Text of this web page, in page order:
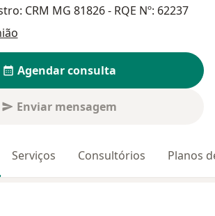
CRM MG 81826 - RQE Nº: 62237
Agendar consulta
Enviar mensagem
Serviços Consultórios Planos